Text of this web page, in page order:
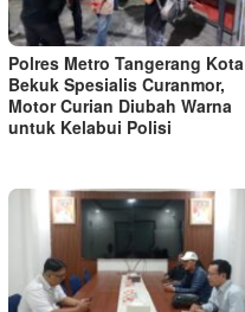
Polres Metro Tangerang Kota
Bekuk Spesialis Curanmor,
Motor Curian Diubah Warna
untuk Kelabui Polisi